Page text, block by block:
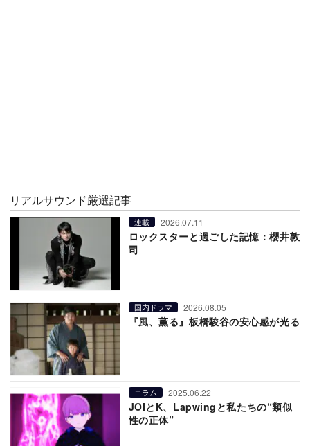
リアルサウンド厳選記事
連載 2026.07.11
ロックスターと過ごした記憶：櫻井敦
司
国内ドラマ 2026.08.05
『風、薫る』板橋駿谷の安心感が光る
コラム 2025.06.22
JOIとK、Lapwingと私たちの“類似
性の正体”